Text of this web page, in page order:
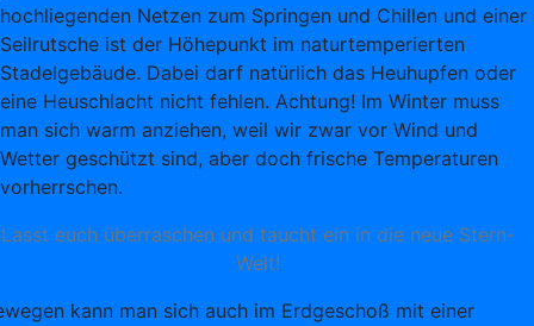
hochliegenden Netzen zum Springen und Chillen und einer
Seilrutsche ist der Höhepunkt im naturtemperierten
Stadelgebäude. Dabei darf natürlich das Heuhupfen oder
eine Heuschlacht nicht fehlen. Achtung! Im Winter muss
man sich warm anziehen, weil wir zwar vor Wind und
Wetter geschützt sind, aber doch frische Temperaturen
vorherrschen.
Lasst euch überraschen und taucht ein in die neue Stern-
Welt!
kann man sich auch im Erdgeschoß mit einer